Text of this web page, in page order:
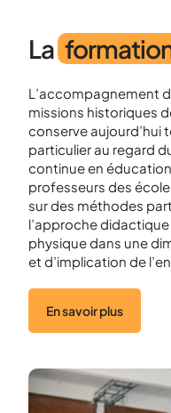
La
L’accompagnement
missions historiques
conserve aujourd’hui
particulier au regard
continue en
professeurs des
sur des méthodes
l’approche
physique dans une
et d’implication de
En savoir plus